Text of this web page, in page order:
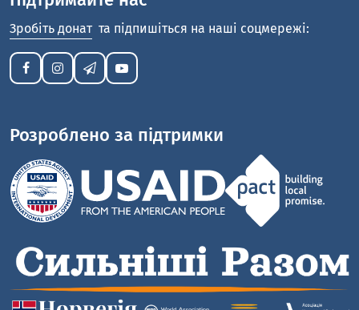
Зробіть донат та підпишіться на наші соцмережі:
Розроблено за підтримки